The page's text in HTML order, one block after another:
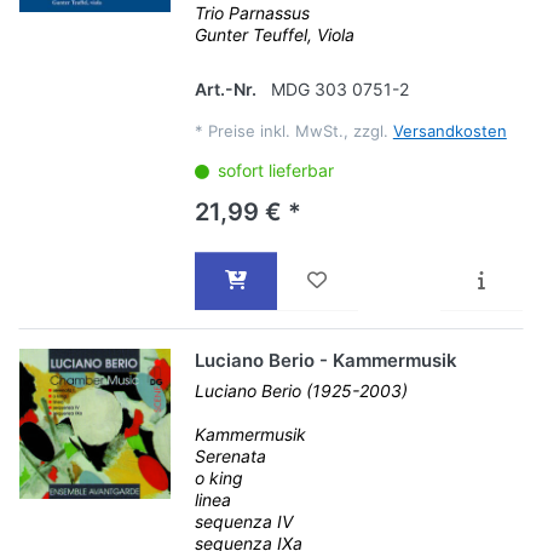
Trio Parnassus
Gunter Teuffel, Viola
Art.-Nr. MDG 303 0751-2
* Preise inkl. MwSt., zzgl. Versandkosten
sofort lieferbar
21,99 € *
Luciano Berio - Kammermusik
Luciano Berio (1925-2003)
Kammermusik
Serenata
o king
linea
sequenza IV
sequenza IXa